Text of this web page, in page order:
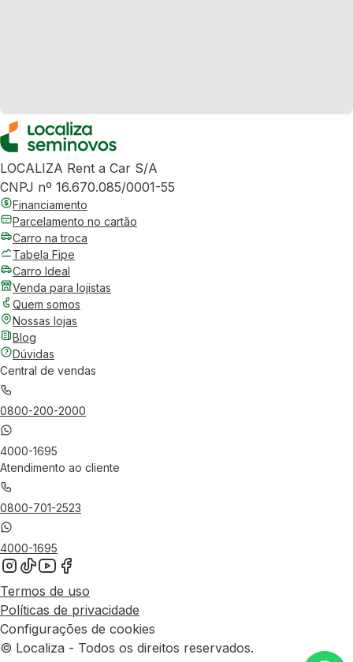
LOCALIZA Rent a Car S/A
CNPJ nº 16.670.085/0001-55
Financiamento
Parcelamento no cartão
Carro na troca
Tabela Fipe
Carro Ideal
Venda para lojistas
Quem somos
Nossas lojas
Blog
Dúvidas
Central de vendas
0800-200-2000
4000-1695
Atendimento ao cliente
0800-701-2523
4000-1695
Termos de uso
Políticas de privacidade
Configurações de cookies
© Localiza - Todos os direitos reservados.